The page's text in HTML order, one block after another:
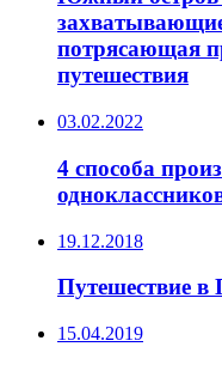
потрясающая
путешествия
03.02.2022
4 способа
19.12.2018
Путешествие в
15.04.2019